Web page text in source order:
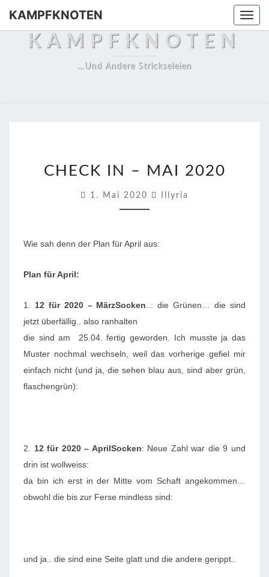
Skip
content
KAMPFKNOTEN
KAMPFKNOTEN
…und Andere Strickseleien
H
E
C
A
I
2
0
2
CHECK IN – MAI 2020
1. Mai 2020 Illyria
Wie sah denn der Plan für April aus:
Plan für April:
1. 12 für 2020 – MärzSocken ..: die Grünen… die sind
jetzt überfällig.. also ranhalten
die sind am 25.04. fertig geworden. Ich musste ja das
Muster nochmal wechseln, weil das vorherige gefiel mir
einfach nicht (und ja, die sehen blau aus, sind aber grün,
flaschengrün):
2. 12 für 2020 – AprilSocken: Neue Zahl war die 9 und
drin ist wollweiss:
da bin ich erst in der Mitte vom Schaft angekommen…
obwohl die bis zur Ferse mindless sind:
und ja.. die sind eine Seite glatt und die andere gerippt..